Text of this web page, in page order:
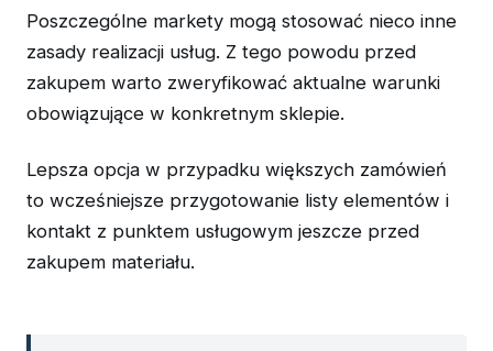
Poszczególne markety mogą stosować nieco inne
zasady realizacji usług. Z tego powodu przed
zakupem warto zweryfikować aktualne warunki
obowiązujące w konkretnym sklepie.
Lepsza opcja w przypadku większych zamówień
to wcześniejsze przygotowanie listy elementów i
kontakt z punktem usługowym jeszcze przed
zakupem materiału.